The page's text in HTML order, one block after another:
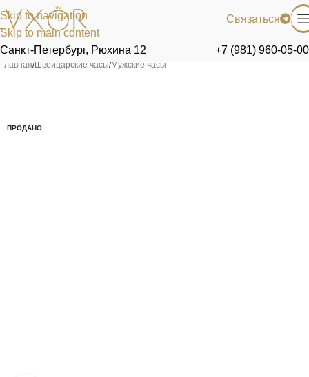
Skip to navigation
Skip to main content
Связаться
Санкт-Петербург, Рюхина 12 +7 (981) 960-05-00
Главная/Швейцарские часы/Мужские часы
ПРОДАНО